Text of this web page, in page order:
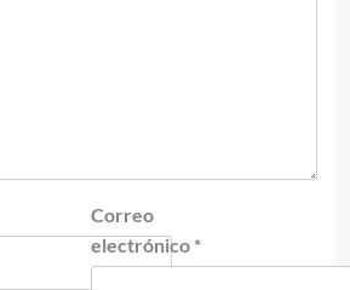
Correo
electrónico *